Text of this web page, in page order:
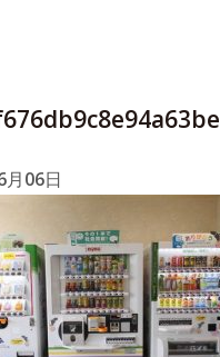
月06日